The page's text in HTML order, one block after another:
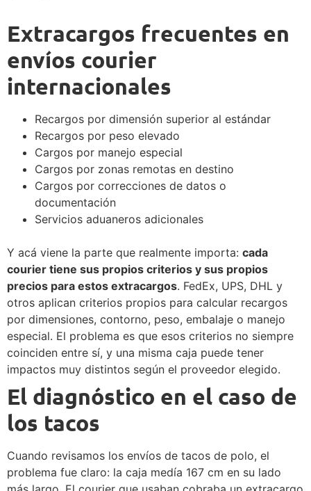
Extracargos frecuentes en
envíos courier
internacionales
Recargos por dimensión superior al estándar
Recargos por peso elevado
Cargos por manejo especial
Cargos por zonas remotas en destino
Cargos por correcciones de datos o
documentación
Servicios aduaneros adicionales
Y acá viene la parte que realmente importa: cada
courier tiene sus propios criterios y sus propios
precios para estos extracargos. FedEx, UPS, DHL y
otros aplican criterios propios para calcular recargos
por dimensiones, contorno, peso, embalaje o manejo
especial. El problema es que esos criterios no siempre
coinciden entre sí, y una misma caja puede tener
impactos muy distintos según el proveedor elegido.
El diagnóstico en el caso de
los tacos
Cuando revisamos los envíos de tacos de polo, el
problema fue claro: la caja medía 167 cm en su lado